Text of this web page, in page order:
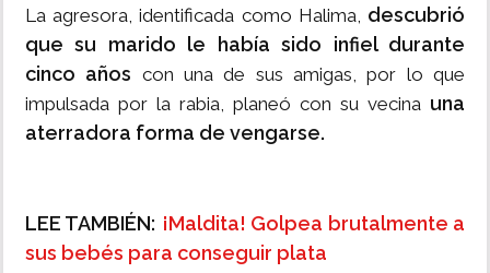
La agresora, identificada como Halima, descubrió
que su marido le había sido infiel durante
cinco años con una de sus amigas, por lo que
impulsada por la rabia, planeó con su vecina una
aterradora forma de vengarse.
LEE TAMBIÉN: ¡Maldita! Golpea brutalmente a
sus bebés para conseguir plata